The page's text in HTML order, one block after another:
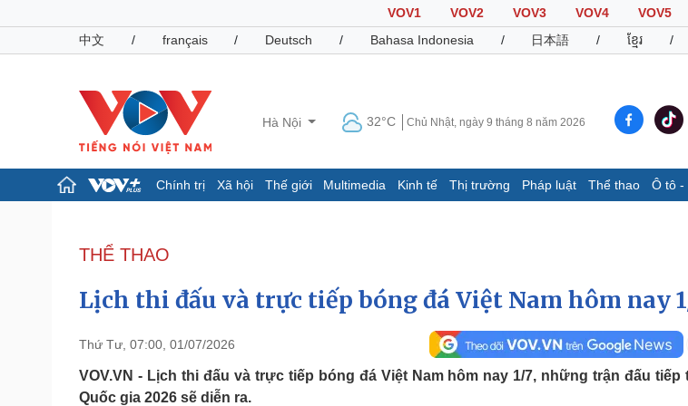
VOV1 VOV2 VOV3 VOV4 VOV5
中文
/ français / Deutsch / Bahasa Indonesia / 日本語 / ខ្មែរ /
Hà Nội 32°C Chủ Nhật, ngày 9 tháng 8 năm 2026
Chính trị Xã hội Thế giới Multimedia Kinh tế Thị trường Pháp luật Thể thao Ô tô -
Đảng
Tổ chức nhân sự
Nhận diện sự thật
Dấu ấn VOV
Pháp luật
Vụ án
Quân sự - Quốc phòng
Thể thao
Ô tô - Xe
THỂ THAO
Lịch thi đấu và trực tiếp bóng đá Việt Nam hôm nay
Thứ Tư, 07:00, 01/07/2026
VOV.VN - Lịch thi đấu và trực tiếp bóng đá Việt Nam hôm nay 1/7, những trận đấu tiếp
Quốc gia 2026 sẽ diễn ra.